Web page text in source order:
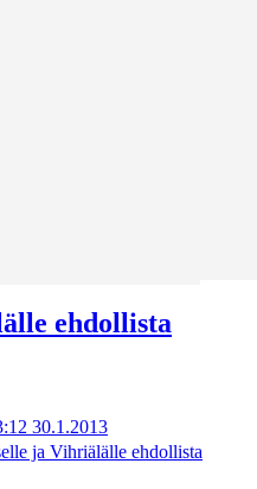
ehdollista
30.1.2013
ja Vihriälälle ehdollista